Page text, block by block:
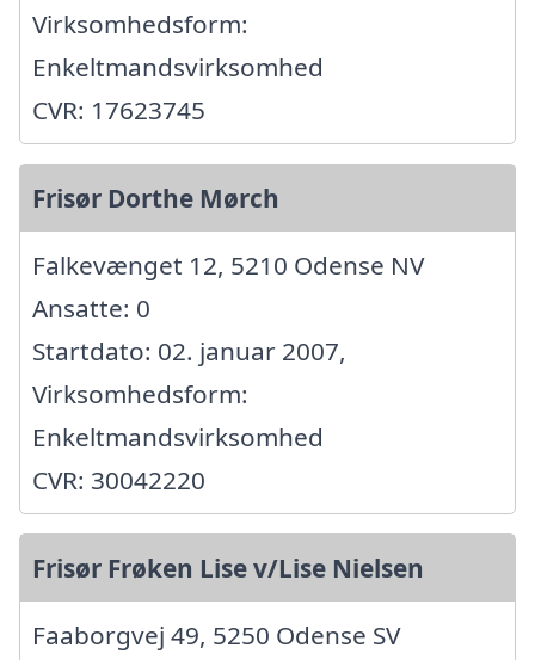
Virksomhedsform:
Enkeltmandsvirksomhed
CVR: 17623745
Frisør Dorthe Mørch
Falkevænget 12, 5210 Odense NV
Ansatte: 0
Startdato: 02. januar 2007,
Virksomhedsform:
Enkeltmandsvirksomhed
CVR: 30042220
Frisør Frøken Lise v/Lise Nielsen
Faaborgvej 49, 5250 Odense SV